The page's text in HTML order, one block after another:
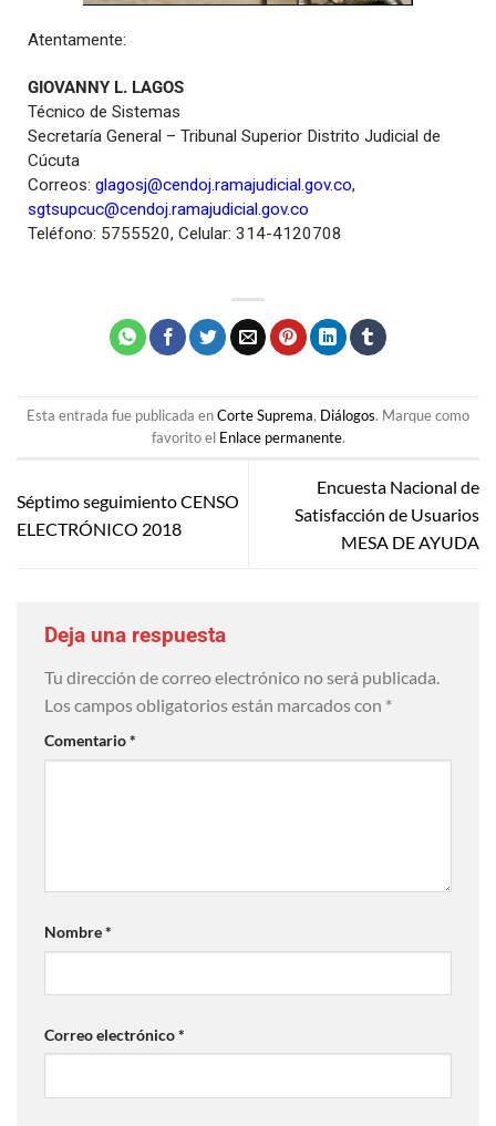
Atentamente:
GIOVANNY L. LAGOS
Técnico de Sistemas
Secretaría General – Tribunal Superior Distrito Judicial de
Cúcuta
Correos: glagosj@cendoj.ramajudicial.gov.co,
sgtsupcuc@cendoj.ramajudicial.gov.co
Teléfono: 5755520, Celular: 314-4120708
Esta entrada fue publicada enCorte Suprema, Diálogos. Marque como
favorito el Enlace permanente.
Séptimo seguimiento CENSO
ELECTRÓNICO 2018
Encuesta Nacional de
Satisfacción de Usuarios
MESA DE AYUDA
Deja una respuesta
Tu dirección de correo electrónico no será publicada.
Los campos obligatorios están marcados con *
Comentario*
Nombre*
Correo electrónico*